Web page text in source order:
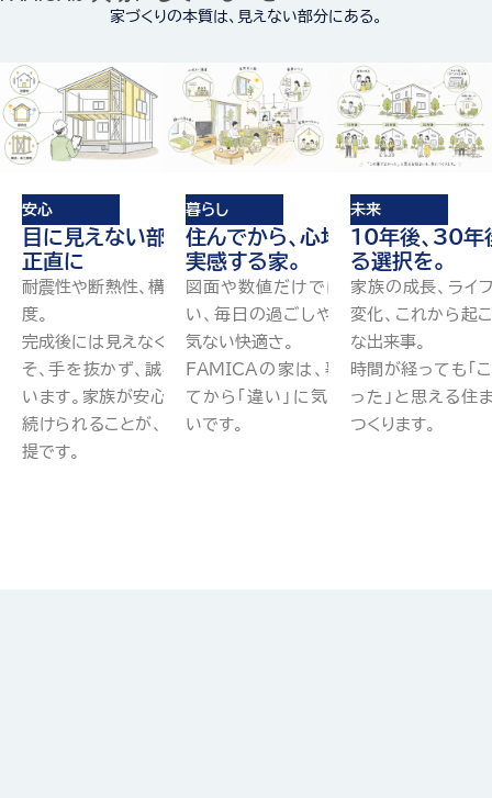
家づくりの本質は、見えない部分にある。
安心
目に見えない部分まで、
正直に
耐震性や断熱性、構造や施工精
度。
完成後には見えなくなる部分こ
そ、手を抜かず、誠実に向き合
います。家族が安心して暮らし
続けられることが、すべての前
提です。
暮らし
住んでから、心地よさを
実感する家。
図面や数値だけでは分からな
い、毎日の過ごしやすさや、何
気ない快適さ。
FAMICAの家は、暮らし始め
てから「違い」に気づける住ま
いです。
未来
10年後、30年
る選択を。
家族の成長、ライ
変化、これから起
な出来事。
時間が経っても「
った」と思える住
つくります。